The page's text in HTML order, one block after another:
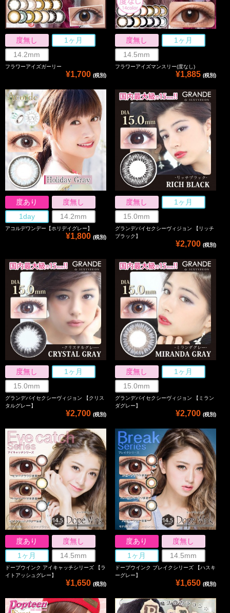
度無し
1ヶ月
14.2mm
フラワーアイズガーリー
¥1,700 (税別)
度無し
1ヶ月
14.5mm
フラワーアイズマンスリー(度なし)
¥1,885 (税別)
度あり
度無し
1day
14.2mm
アコルデワンデー【ホリデイグレー】
¥1,800 (税別)
度無し
1ヶ月
15.0mm
グランデバイセクシーヴィジョン 【リッチ
ブラック】
¥2,700 (税別)
度無し
1ヶ月
15.0mm
グランデバイセクシーヴィジョン 【クリス
タルグレー】
¥2,700 (税別)
度無し
1ヶ月
15.0mm
グランデバイセクシーヴィジョン 【ミラン
ダグレー】
¥2,700 (税別)
度あり
度無し
1ヶ月
14.5mm
ドープウインク アイキャッチシリーズ 【ラ
イトアッシュグレー】
¥1,650 (税別)
度あり
度無し
1ヶ月
14.5mm
ドープウインク ブレイクシリーズ 【ハスキ
ーグレー】
¥1,650 (税別)